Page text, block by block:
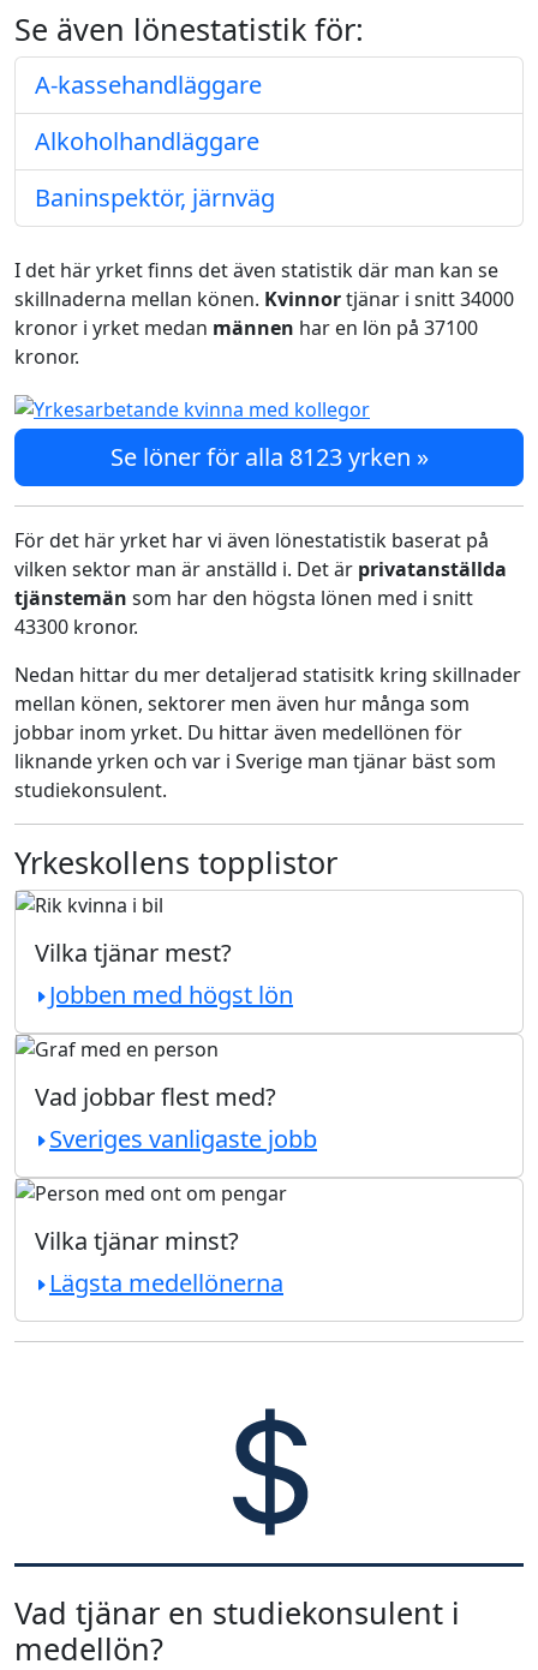
Se även lönestatistik för:
A-kassehandläggare
Alkoholhandläggare
Baninspektör, järnväg
I det här yrket finns det även statistik där man kan se
skillnaderna mellan könen. Kvinnortjänar i snitt 34000
kronor i yrket medan männen har en lön på 37100
kronor.
Se löner för alla 8123 yrken »
För det här yrket har vi även lönestatistik baserat på
vilken sektor man är anställd i. Det är privatanställda
tjänstemän som har den högsta lönen med i snitt
43300 kronor.
Nedan hittar du mer detaljerad statisitk kring skillnader
mellan könen, sektorer men även hur många som
jobbar inom yrket. Du hittar även medellönen för
liknande yrken och var i Sverige man tjänar bäst som
studiekonsulent.
Yrkeskollens topplistor
Vilka tjänar mest?
Jobben med högst lön
Vad jobbar flest med?
Sveriges vanligaste jobb
Vilka tjänar minst?
Lägsta medellönerna
Vad tjänar en studiekonsulent i
medellön?